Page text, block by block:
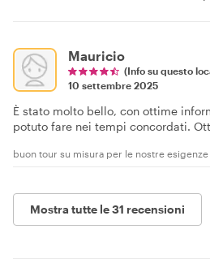
Mauricio
(Info su questo
10 settembre 2025
È stato molto bello, con ottime
potuto fare nei tempi concordati.
buon tour su misura per le nostre esigenze
Mostra tutte le 31 recensioni